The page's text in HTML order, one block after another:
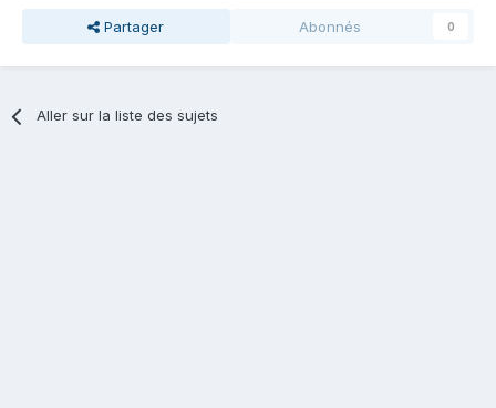
Partager Abonnés 0
Aller sur la liste des sujets